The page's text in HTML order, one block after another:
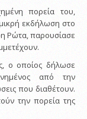
πορεία του,
εκδήλωση στο
Ρώτα, παρουσίασε
ο οποίος δήλωσε
από την
που διαθέτουν.
την πορεία της